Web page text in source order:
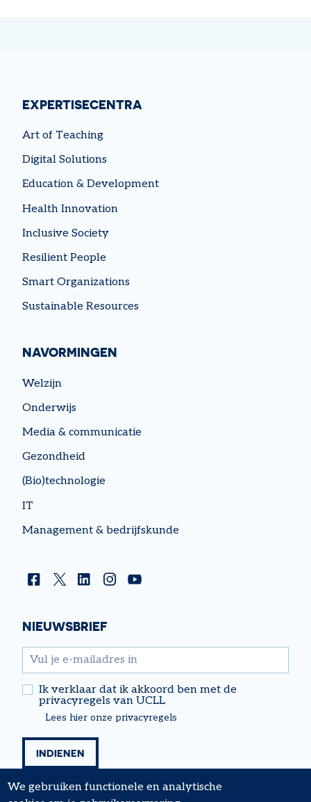
EXPERTISECENTRA
Art of Teaching
Digital Solutions
Education & Development
Health Innovation
Inclusive Society
Resilient People
Smart Organizations
Sustainable Resources
NAVORMINGEN
Welzijn
Onderwijs
Media & communicatie
Gezondheid
(Bio)technologie
IT
Management & bedrijfskunde
NIEUWSBRIEF
email
Ik verklaar dat ik akkoord ben met de
privacyregels van UCLL
Lees hier onze privacyregels
We gebruiken functionele en analytische